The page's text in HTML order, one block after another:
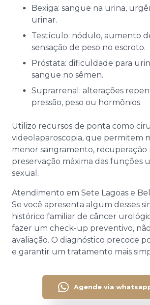
Bexiga: sangue na urina,
urinar.
Testículo: nódulo, aumento
sensação de peso no escroto.
Próstata: dificuldade para
sangue no sêmen.
Suprarrenal: alterações
pressão, peso ou hormônios.
Utilizo recursos de ponta como
videolaparoscopia, que permitem
menor sangramento, recuperação
preservação máxima das funções
sexual.
Atendimento em Sete Lagoas e
Se você apresenta algum desses
histórico familiar de câncer
fazer um check-up preventivo,
avaliação. O diagnóstico precoce
e garantir um tratamento mais
Agende via